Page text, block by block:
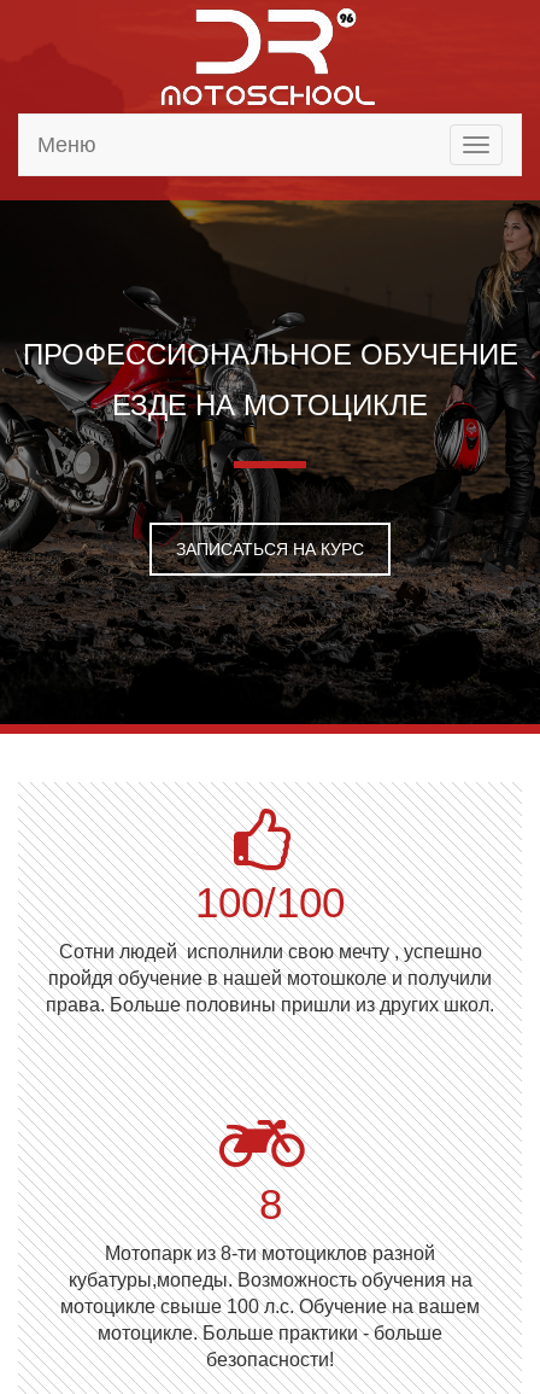
Toggle
Меню
ПРОФЕССИОНАЛЬНОЕ ОБУЧЕНИЕ
ЕЗДЕ НА МОТОЦИКЛЕ
ЗАПИСАТЬСЯ НА КУРС
100/100
Сотни людей исполнили свою мечту , успешно
пройдя обучение в нашей мотошколе и получили
права. Больше половины пришли из других школ.
8
Мотопарк из 8-ти мотоциклов разной
кубатуры,мопеды. Возможность обучения на
мотоцикле свыше 100 л.с. Обучение на вашем
мотоцикле. Больше практики - больше
безопасности!